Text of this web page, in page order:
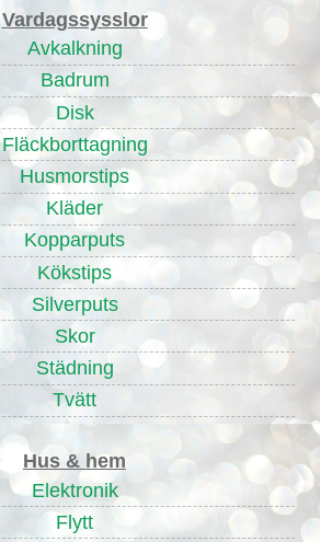
Vardagssysslor
Avkalkning
Badrum
Disk
Fläckborttagning
Husmorstips
Kläder
Kopparputs
Kökstips
Silverputs
Skor
Städning
Tvätt
Hus & hem
Elektronik
Flytt